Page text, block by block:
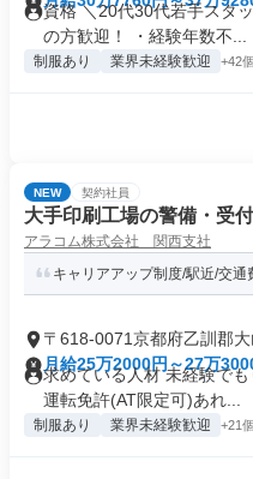
資格 ＼20代30代若手スタ
の方歓迎！ ・経験年数不...
制服あり 業界未経験歓迎 +42個
NEW 契約社員
大手印刷工場の警備・受付
アラコム株式会社 関西支社
キャリアアップ制度/駅近/交通
〒618-0071京都府乙訓郡
月給25万2000円～27万
求めている人材 未経験で
運転免許(AT限定可)あれ...
制服あり 業界未経験歓迎 +21個